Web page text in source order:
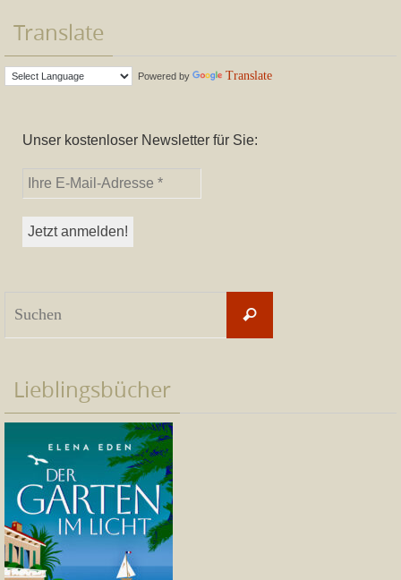
Translate
Powered by Translate
Unser kostenloser Newsletter für Sie:
Suchen
Lieblingsbücher